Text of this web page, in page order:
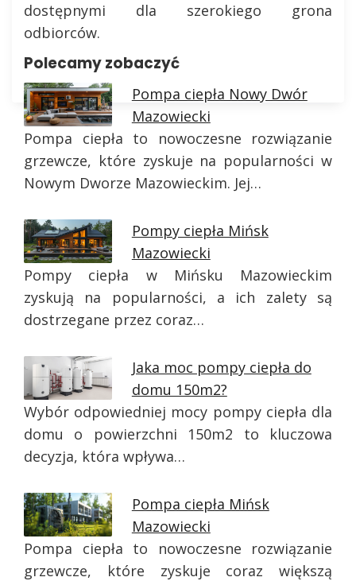
dostępnymi dla szerokiego grona
odbiorców.
Polecamy zobaczyć
Pompa ciepła Nowy Dwór
Mazowiecki
Pompa ciepła to nowoczesne rozwiązanie
grzewcze, które zyskuje na popularności w
Nowym Dworze Mazowieckim. Jej…
Pompy ciepła Mińsk
Mazowiecki
Pompy ciepła w Mińsku Mazowieckim
zyskują na popularności, a ich zalety są
dostrzegane przez coraz…
Jaka moc pompy ciepła do
domu 150m2?
Wybór odpowiedniej mocy pompy ciepła dla
domu o powierzchni 150m2 to kluczowa
decyzja, która wpływa…
Pompa ciepła Mińsk
Mazowiecki
Pompa ciepła to nowoczesne rozwiązanie
grzewcze, które zyskuje coraz większą